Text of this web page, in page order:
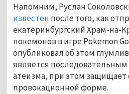
Напомним, Руслан
известен после того, как
екатеринбургский Храм-на-
покемонов в игре Pokemon
опубликовал об этом
является
атеизма, при этом защищает
провокационной форме.